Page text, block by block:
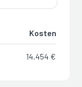
Kosten
14.454 €